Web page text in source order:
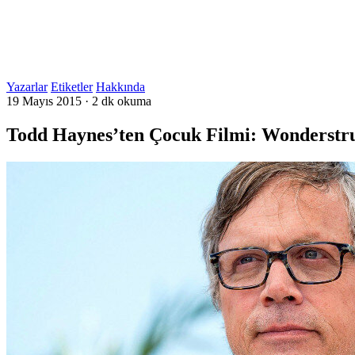
Yazarlar Etiketler Hakkında
19 Mayıs 2015 · 2 dk okuma
Todd Haynes’ten Çocuk Filmi: